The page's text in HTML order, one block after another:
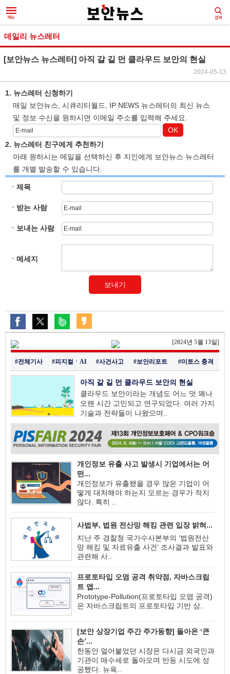
데일리 뉴스레터
[보안뉴스 뉴스레터] 아직 갈 길 먼 클라우드 보안의 현실
2024-05-13
1. 뉴스레터 신청하기
매일 보안뉴스, 시큐리티월드, IP NEWS 뉴스레터의 최신 뉴스
및 정보 수신을 원하시면 이메일 주소를 입력해 주세요.
OK
2. 뉴스레터 친구에게 추천하기
아래 원하시는 메일을 선택하신 후 지인에게 보안뉴스 뉴스레터
를 개별 발송할 수 있습니다.
ㆍ제목
ㆍ받는 사람
ㆍ보내는 사람
ㆍ메세지
보내기
[2024년 5월 13일]
#전체기사 #피지컬ㆍAI #사건사고 #보안리포트 #미토스 충격
아직 갈 길 먼 클라우드 보안의 현실
클라우드 보안이라는 개념도 어느 덧 꽤나
오랜 시간 고민되고 연구되었다. 여러 가지
기술과 전략들이 나왔으며..
개인정보 유출 사고 발생시 기업에서는 어
떤...
개인정보가 유출됐을 경우 많은 기업이 어
떻게 대처해야 하는지 모르는 경우가 적지
않다. 특히 ..
사법부, 법원 전산망 해킹 관련 입장 밝혀...
지난 주 경찰청 국가수사본부의 ‘법원전산
망 해킹 및 자료유출 사건’ 조사결과 발표와
관련해 사..
프로토타입 오염 공격 취약점, 자바스크립
트 앱...
Prototype-Pollution(프로토타입 오염 공격)
은 자바스크립트의 프로토타입 기반 상..
[보안 상장기업 주간 주가동향] 돌아온 ‘큰
손’...
한동안 얼어붙었던 시장은 다시금 외국인과
기관이 매수세로 돌아오며 반등 시도에 성
공했다. 뉴욕..